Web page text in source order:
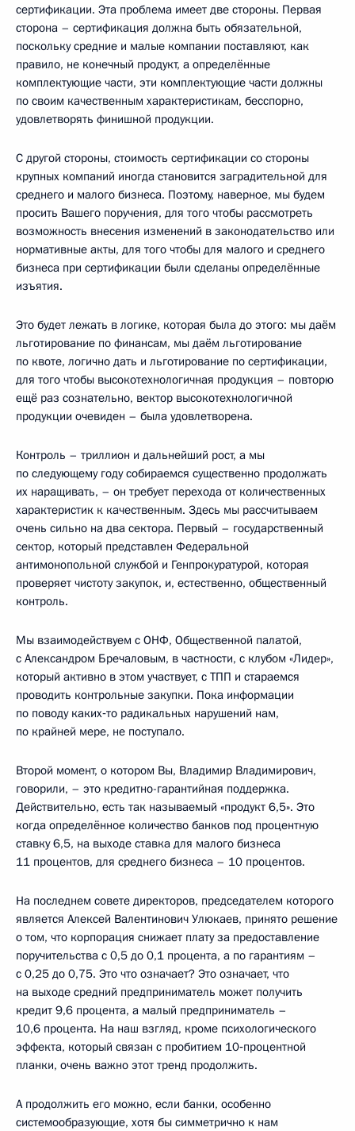
сертификации. Эта проблема имеет две стороны. Первая
сторона – сертификация должна быть обязательной,
поскольку средние и малые компании поставляют, как
правило, не конечный продукт, а определённые
комплектующие части, эти комплектующие части должны
по своим качественным характеристикам, бесспорно,
удовлетворять финишной продукции.
С другой стороны, стоимость сертификации со стороны
крупных компаний иногда становится заградительной для
среднего и малого бизнеса. Поэтому, наверное, мы будем
просить Вашего поручения, для того чтобы рассмотреть
возможность внесения изменений в законодательство или
нормативные акты, для того чтобы для малого и среднего
бизнеса при сертификации были сделаны определённые
изъятия.
Это будет лежать в логике, которая была до этого: мы даём
льготирование по финансам, мы даём льготирование
по квоте, логично дать и льготирование по сертификации,
для того чтобы высокотехнологичная продукция – повторю
ещё раз сознательно, вектор высокотехнологичной
продукции очевиден – была удовлетворена.
Контроль – триллион и дальнейший рост, а мы
по следующему году собираемся существенно продолжать
их наращивать, – он требует перехода от количественных
характеристик к качественным. Здесь мы рассчитываем
очень сильно на два сектора. Первый – государственный
сектор, который представлен Федеральной
антимонопольной службой и Генпрокуратурой, которая
проверяет чистоту закупок, и, естественно, общественный
контроль.
Мы взаимодействуем с ОНФ, Общественной палатой,
с Александром Бречаловым, в частности, с клубом «Лидер»,
который активно в этом участвует, с ТПП и стараемся
проводить контрольные закупки. Пока информации
по поводу каких‑то радикальных нарушений нам,
по крайней мере, не поступало.
Второй момент, о котором Вы, Владимир Владимирович,
говорили, – это кредитно-гарантийная поддержка.
Действительно, есть так называемый «продукт 6,5». Это
когда определённое количество банков под процентную
ставку 6,5, на выходе ставка для малого бизнеса
11 процентов, для среднего бизнеса – 10 процентов.
На последнем совете директоров, председателем которого
является Алексей Валентинович Улюкаев, принято решение
о том, что корпорация снижает плату за предоставление
поручительства с 0,5 до 0,1 процента, а по гарантиям –
с 0,25 до 0,75. Это что означает? Это означает, что
на выходе средний предприниматель может получить
кредит 9,6 процента, а малый предприниматель –
10,6 процента. На наш взгляд, кроме психологического
эффекта, который связан с пробитием 10‑процентной
планки, очень важно этот тренд продолжить.
А продолжить его можно, если банки, особенно
системообразующие, хотя бы симметрично к нам